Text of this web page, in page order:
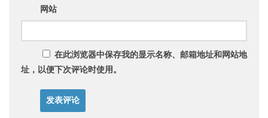
网站
在此浏览器中保存我的显示名称、邮箱地址和网站地
址，以便下次评论时使用。